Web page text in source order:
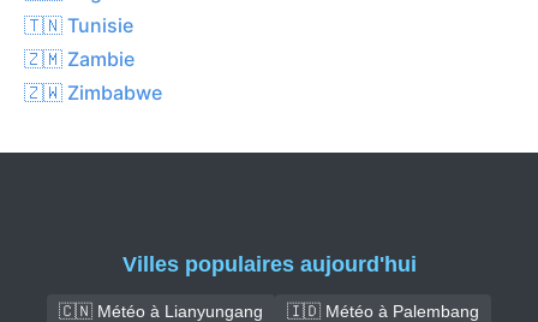
🇹🇳 Tunisie
🇿🇲 Zambie
🇿🇼 Zimbabwe
Villes populaires aujourd'hui
🇨🇳 Météo à Lianyungang
🇮🇩 Météo à Palembang